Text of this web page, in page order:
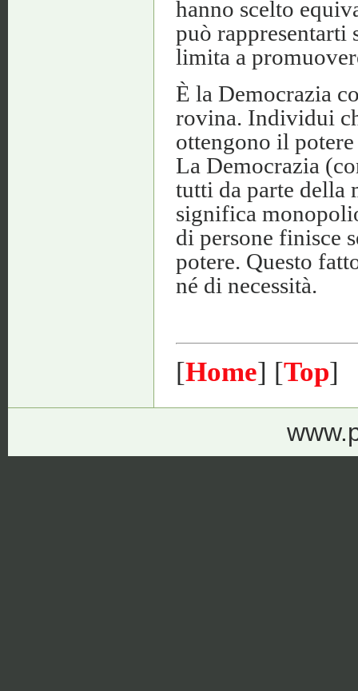
hanno scelto
può rappresentarti
limita a
È la Democrazia
rovina. Individui
ottengono il
La Democrazia
tutti da parte della
significa
di persone finisce
potere. Questo
né di necessità.
[Home] [Top]